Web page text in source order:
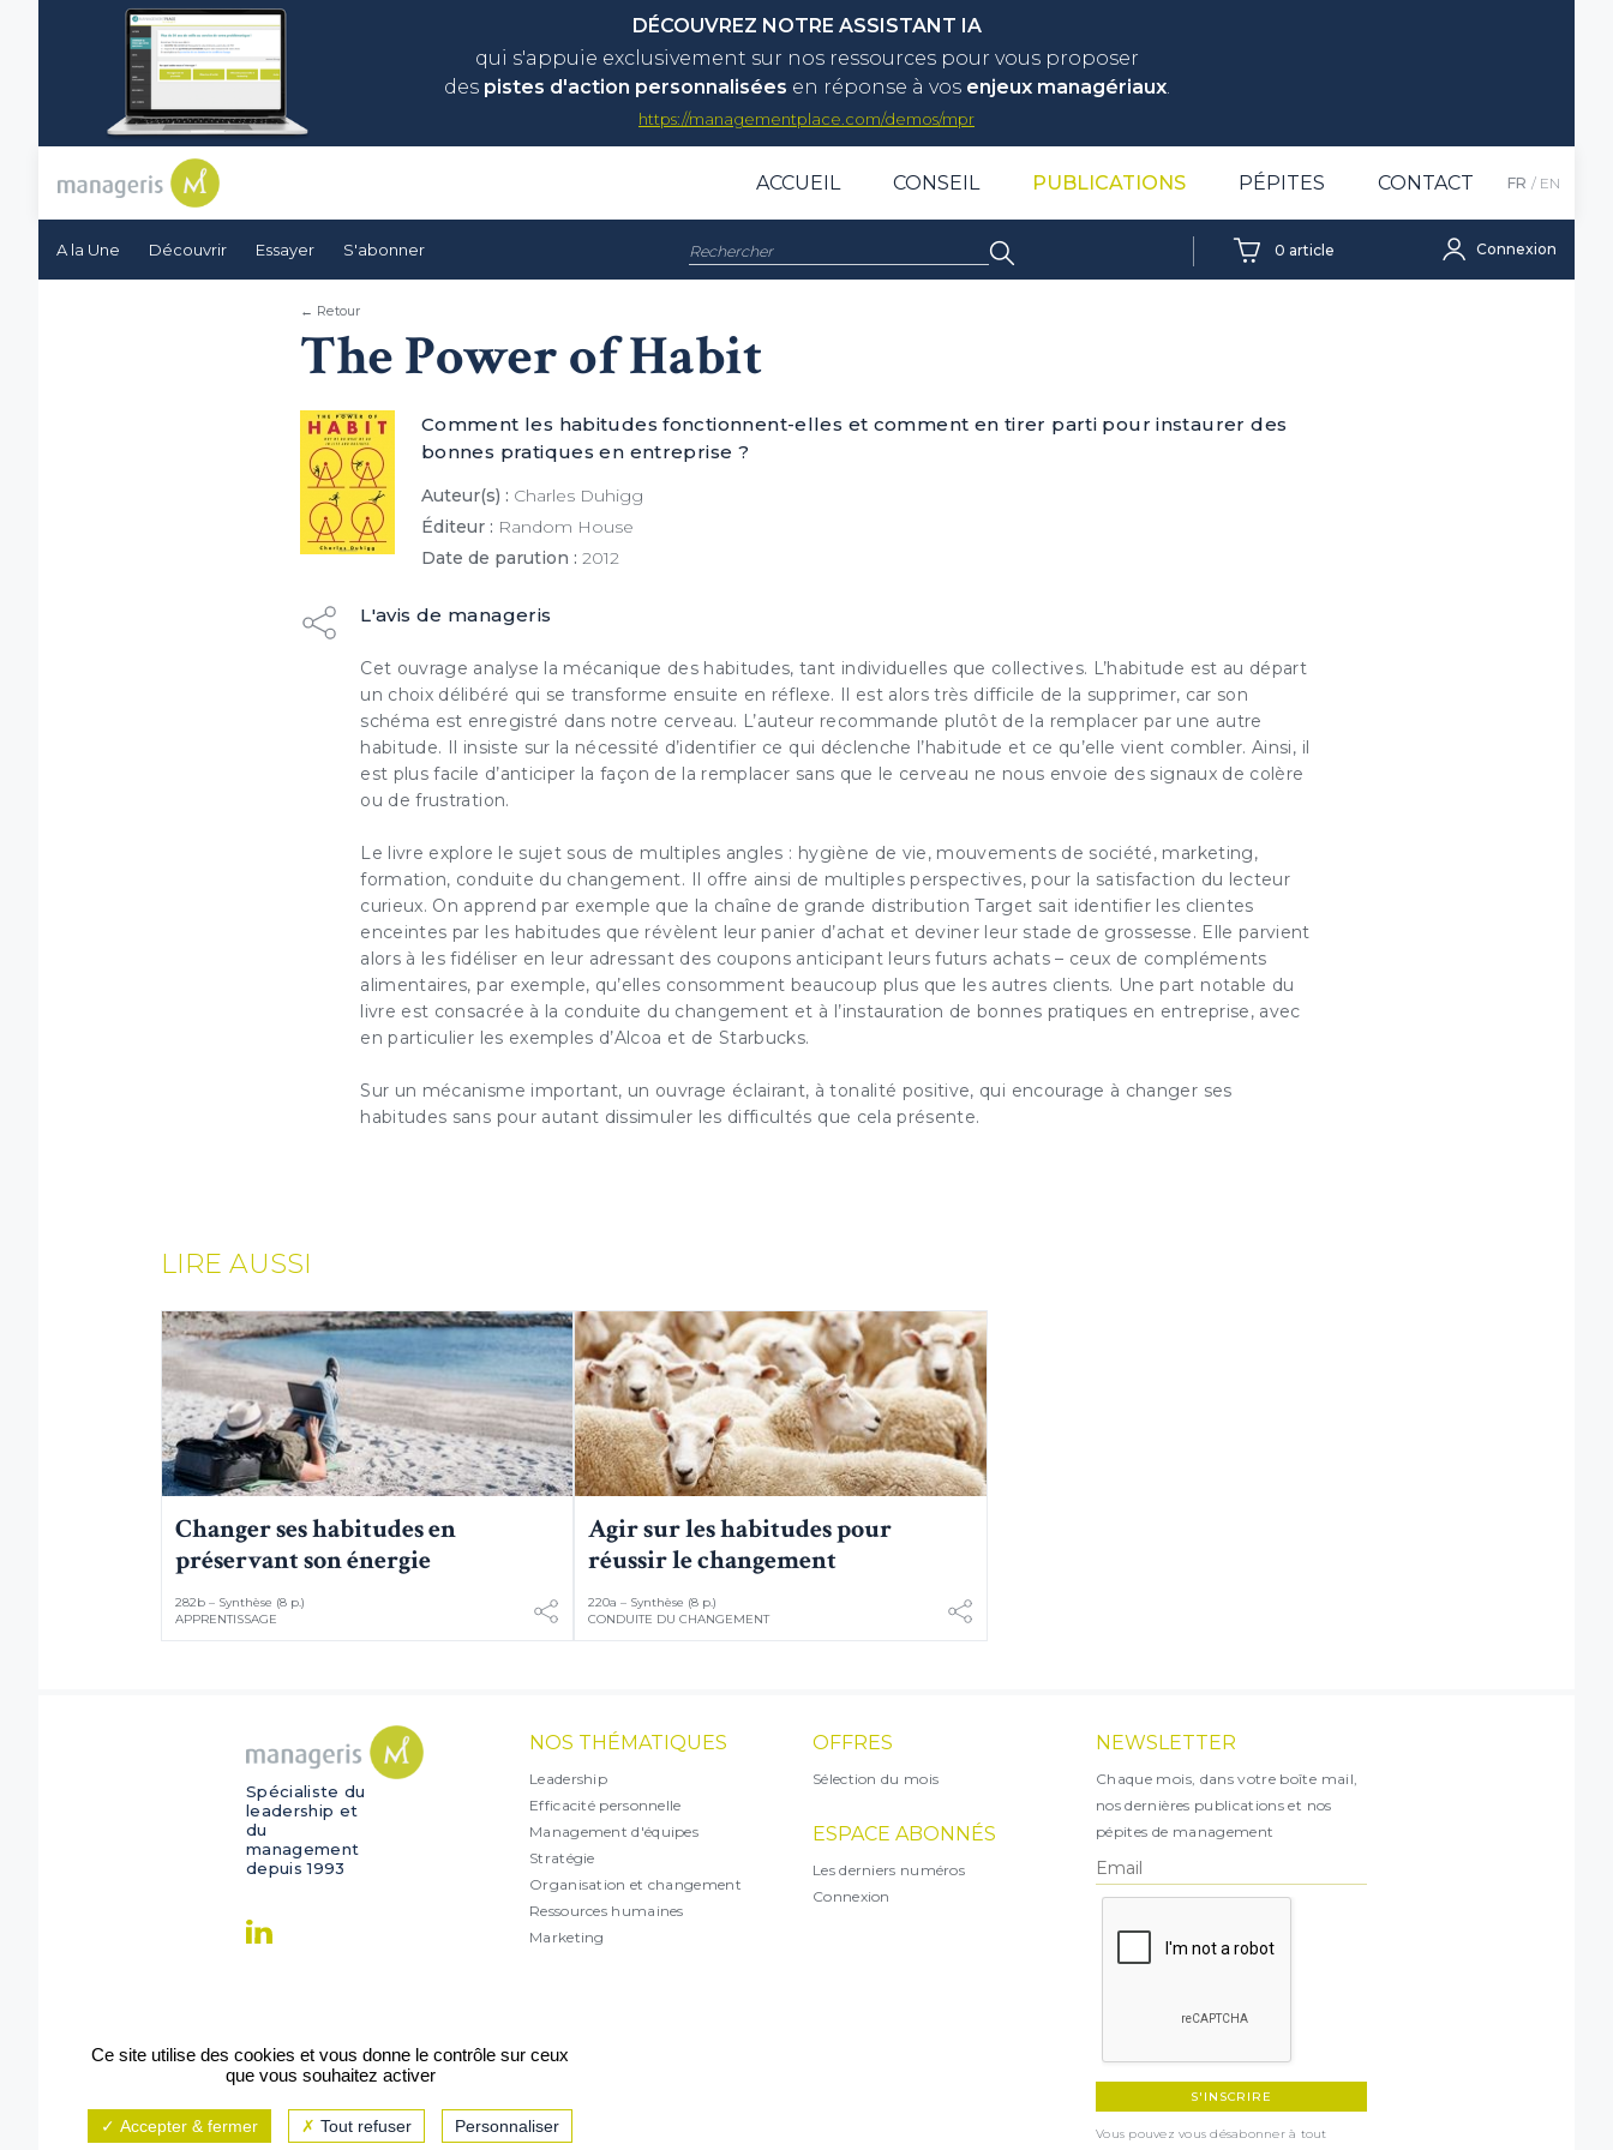
DÉCOUVREZ NOTRE ASSISTANT IA
qui s'appuie exclusivement sur nos ressources pour vous proposer
des pistes d'action personnalisées en réponse à vos enjeux managériaux.
https://managementplace.com/demos/mpr
ACCUEIL CONSEIL PUBLICATIONS PÉPITES CONTACT FR EN
A la Une Découvrir Essayer S'abonner Rechercher : 0 article Connexion
← Retour
The Power of Habit
Comment les habitudes fonctionnent-elles et comment en tirer parti pour instaurer des
bonnes pratiques en entreprise ?
Auteur(s) : Charles Duhigg
Éditeur : Random House
Date de parution : 2012
L'avis de manageris
Cet ouvrage analyse la mécanique des habitudes, tant individuelles que collectives. L’habitude est au départ
un choix délibéré qui se transforme ensuite en réflexe. Il est alors très difficile de la supprimer, car son
schéma est enregistré dans notre cerveau. L’auteur recommande plutôt de la remplacer par une autre
habitude. Il insiste sur la nécessité d’identifier ce qui déclenche l’habitude et ce qu’elle vient combler. Ainsi, il
est plus facile d’anticiper la façon de la remplacer sans que le cerveau ne nous envoie des signaux de colère
ou de frustration.
Le livre explore le sujet sous de multiples angles : hygiène de vie, mouvements de société, marketing,
formation, conduite du changement. Il offre ainsi de multiples perspectives, pour la satisfaction du lecteur
curieux. On apprend par exemple que la chaîne de grande distribution Target sait identifier les clientes
enceintes par les habitudes que révèlent leur panier d’achat et deviner leur stade de grossesse. Elle parvient
alors à les fidéliser en leur adressant des coupons anticipant leurs futurs achats – ceux de compléments
alimentaires, par exemple, qu’elles consomment beaucoup plus que les autres clients. Une part notable du
livre est consacrée à la conduite du changement et à l’instauration de bonnes pratiques en entreprise, avec
en particulier les exemples d’Alcoa et de Starbucks.
Sur un mécanisme important, un ouvrage éclairant, à tonalité positive, qui encourage à changer ses
habitudes sans pour autant dissimuler les difficultés que cela présente.
LIRE AUSSI
Changer ses habitudes en
préservant son énergie
282b – Synthèse (8 p.)
APPRENTISSAGE
Agir sur les habitudes pour
réussir le changement
220a – Synthèse (8 p.)
CONDUITE DU CHANGEMENT
ESSAI GRATUIT
Découvrez gratuitement et sans engagement nos contenus et
notre solution d’aide à l’action boostée par l'IA
(1) Cochez cette option pour laisser une trace sur votre ordinateur afin de ne plus afficher cette fenêtre.
Ce système de trace est basé sur les cookies. Ces fichiers ne peuvent en aucun cas endommager votre
ordinateur, ni l'affecter d'aucune façon, vous pourrez les supprimer à tout moment dans les options de
votre navigateur.
Spécialiste du
leadership et
du
management
depuis 1993
NOS THÉMATIQUES
Leadership
Efficacité personnelle
Management d'équipes
Stratégie
Organisation et changement
Ressources humaines
Marketing
OFFRES
Sélection du mois
ESPACE ABONNÉS
Les derniers numéros
Connexion
NEWSLETTER
Chaque mois, dans votre boîte mail,
nos dernières publications et nos
pépites de management
Vous pouvez vous désabonner à tout
Ce site utilise des cookies et vous donne le contrôle sur ceux
que vous souhaitez activer
Accepter & fermer Tout refuser Personnaliser